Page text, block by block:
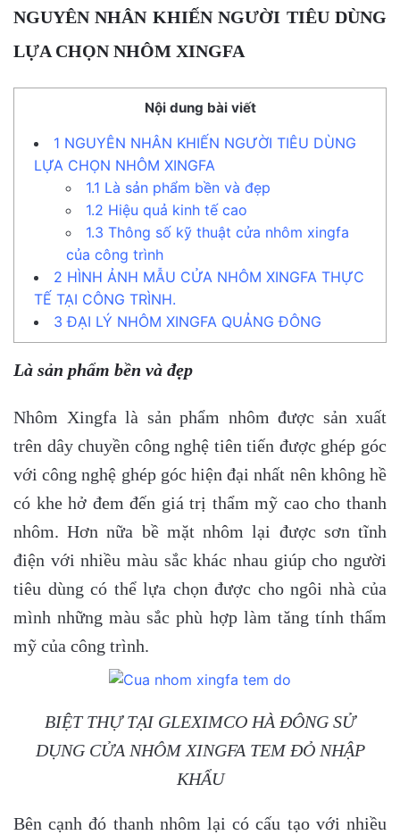
NGUYÊN NHÂN KHIẾN NGƯỜI TIÊU DÙNG
LỰA CHỌN NHÔM XINGFA
Nội dung bài viết
1 NGUYÊN NHÂN KHIẾN NGƯỜI TIÊU DÙNG
LỰA CHỌN NHÔM XINGFA
1.1 Là sản phẩm bền và đẹp
1.2 Hiệu quả kinh tế cao
1.3 Thông số kỹ thuật cửa nhôm xingfa
của công trình
2 HÌNH ẢNH MẪU CỬA NHÔM XINGFA THỰC
TẾ TẠI CÔNG TRÌNH.
3 ĐẠI LÝ NHÔM XINGFA QUẢNG ĐÔNG
Là sản phẩm bền và đẹp
Nhôm Xingfa là sản phẩm nhôm được sản xuất
trên dây chuyền công nghệ tiên tiến được ghép góc
với công nghệ ghép góc hiện đại nhất nên không hề
có khe hở đem đến giá trị thẩm mỹ cao cho thanh
nhôm. Hơn nữa bề mặt nhôm lại được sơn tĩnh
điện với nhiều màu sắc khác nhau giúp cho người
tiêu dùng có thể lựa chọn được cho ngôi nhà của
mình những màu sắc phù hợp làm tăng tính thẩm
mỹ của công trình.
BIỆT THỰ TẠI GLEXIMCO HÀ ĐÔNG SỬ
DỤNG CỬA NHÔM XINGFA TEM ĐỎ NHẬP
KHẨU
Bên cạnh đó thanh nhôm lại có cấu tạo với nhiều